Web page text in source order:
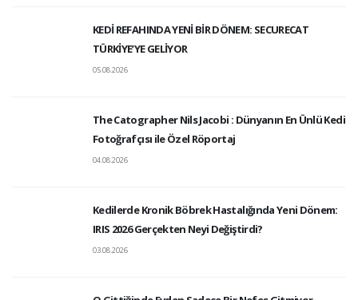
KEDİ REFAHINDA YENİ BİR DÖNEM: SECURECAT
TÜRKİYE’YE GELİYOR
05.08.2026
The Catographer Nils Jacobi : Dünyanın En Ünlü Kedi
Fotoğrafçısı ile Özel Röportaj
04.08.2026
Kedilerde Kronik Böbrek Hastalığında Yeni Dönem:
IRIS 2026 Gerçekten Neyi Değiştirdi?
03.08.2026